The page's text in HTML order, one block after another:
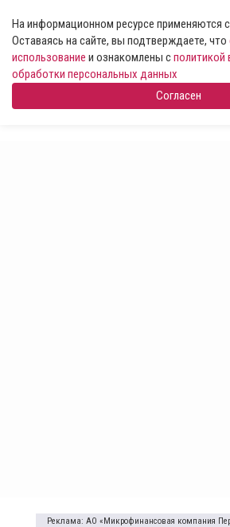
На информационном ресурсе применяются
Оставаясь на сайте, вы подтверждаете, что
использование и ознакомлены сполитикой
обработки персональных данных
Согласен
Реклама: АО «Микрофинансовая компания